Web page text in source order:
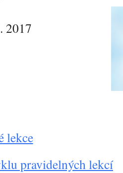
2017
lekce
pravidelných lekcí